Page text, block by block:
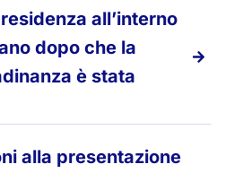
all’interno
dopo che la
è stata
alla presentazione